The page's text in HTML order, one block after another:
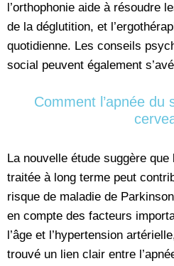
l’orthophonie aide à résoudre
de la déglutition, et
quotidienne. Les conseils
social peuvent également
Comment l’apnée du
La nouvelle étude suggère que
traitée à long terme peut
risque de maladie de
en compte des facteurs
l’âge et l’hypertension
trouvé un lien clair entre